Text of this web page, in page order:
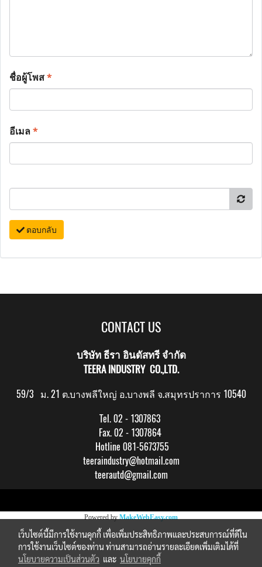
ชื่อผู้โพส*
อีเมล*
ตอบกลับ
CONTACT US
บริษัท ธีรา อินดัสทรี จำกัด
TEERA INDUSTRY CO.,LTD.
59/3 ม. 21 ต.บางพลีใหญ่ อ.บางพลี จ.สมุทรปราการ 10540
Tel. 02 - 1307863
Fax. 02 - 1307864
Hotline 081-5673755
teeraindustry@hotmail.com
teerautd@gmail.com
Powered byMakeWebEasy.com
เว็บไซต์นี้มีการใช้งานคุกกี้ เพื่อเพิ่มประสิทธิภาพและประสบการณ์ที่ดีใน
การใช้งานเว็บไซต์ของท่าน ท่านสามารถอ่านรายละเอียดเพิ่มเติมได้ที่
นโยบายความเป็นส่วนตัว และ นโยบายคุกกี้